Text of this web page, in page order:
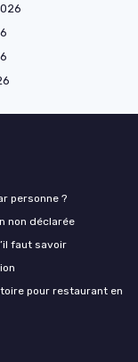
personne ?
non déclarée
faut savoir
pour restaurant en